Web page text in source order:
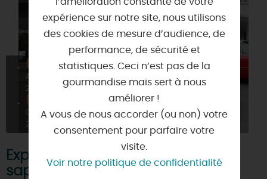
04
AVRIL
2026
04
OCT
2026
Exposition anciens véhicules de
sapeurs pompiers
expérience sur notre site, nous utilisons
des cookies de mesure d’audience, de
performance, de sécurité et
statistiques. Ceci n’est pas de la
gourmandise mais sert à nous
améliorer !
A vous de nous accorder (ou non) votre
consentement pour parfaire votre
visite.
Voir notre politique de confidentialité